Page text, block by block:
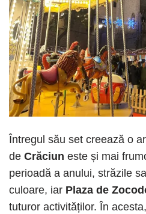
Întregul său set creează o
de Crăciun este și mai
perioadă a anului, străzile
culoare, iar Plaza de
tuturor activităților. În